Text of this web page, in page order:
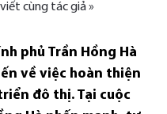
viết cùng tác giả »
phủ Trần Hồng Hà
về việc hoàn thiện
đô thị. Tại cuộc